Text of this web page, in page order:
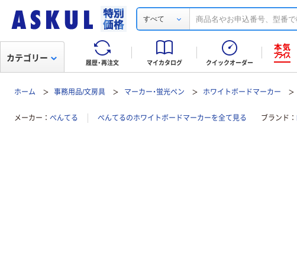
すべて
履歴・再注文 マイカタログ クイックオーダー
カテゴリー
ホーム 事務用品/文房具 マーカー・蛍光ペン ホワイトボードマーカー
メーカー ぺんてる ぺんてるのホワイトボードマーカーを全て見る ブランド